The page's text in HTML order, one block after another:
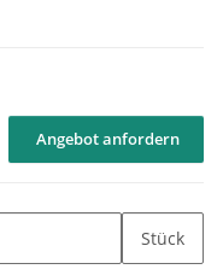
Angebot anfordern
Stück